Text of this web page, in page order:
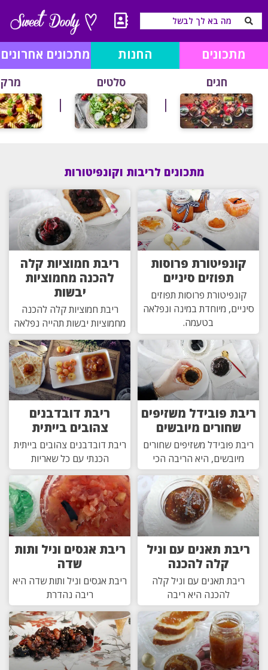
מתכונים החנות מתכונים אחרונים
חגים סלטים
מתכונים לריבות וקונפיטורות
קונפיטורת פרוסות
תפוזים סיניים
קונפיטורת פרוסות תפוזים
סיניים, מיוחדת במינה ונפלאה
בטעמה.
ריבת חמוציות קלה
להכנה מחמוציות
יבשות
ריבת חמוציות קלה להכנה
מחמוציות יבשות תהייה נפלאה
ריבת פובידל משזיפים
שחורים מיובשים
ריבת פובידל משזיפים שחורים
מיובשים, היא הריבה הכי
ריבת דובדבנים
צהובים בייתית
ריבת דובדבנים צהובים בייתית
הכנתי עם כל שאריות
ריבת תאנים עם וניל
קלה להכנה
ריבת תאנים עם וניל קלה
להכנה היא ריבה
ריבת אגסים וניל ותות
שדה
ריבת אגסים וניל ותות שדה היא
ריבה נהדרת